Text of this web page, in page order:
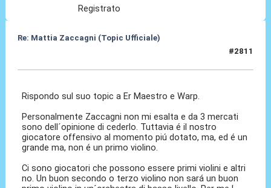
Registrato
Re: Mattia Zaccagni (Topic Ufficiale)
#2811
Rispondo sul suo topic a Er Maestro e Warp.
Personalmente Zaccagni non mi esalta e da 3 mercati
sono dell´opinione di cederlo. Tuttavia é il nostro
giocatore offensivo al momento piú dotato, ma, ed é un
grande ma, non é un primo violino.
Ci sono giocatori che possono essere primi violini e altri
no. Un buon secondo o terzo violino non sará un buon